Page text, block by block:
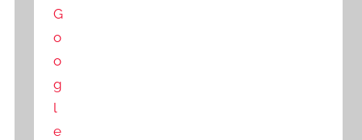
G
o
o
g
l
e